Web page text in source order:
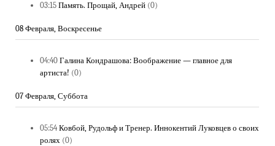
03:15 Память. Прощай, Андрей (0)
08 Февраля, Воскресенье
04:40 Галина Кондрашова: Воображение — главное для
артиста! (0)
07 Февраля, Суббота
05:54 Ковбой, Рудольф и Тренер. Иннокентий Луковцев о своих
ролях (0)